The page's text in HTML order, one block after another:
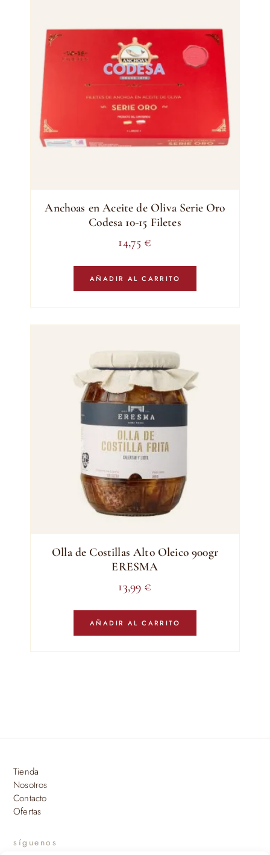
Anchoas en Aceite de Oliva Serie Oro
Codesa 10-15 Filetes
14,75 €
AÑADIR AL CARRITO
Olla de Costillas Alto Oleico 900gr
ERESMA
13,99 €
AÑADIR AL CARRITO
Tienda
Nosotros
Contacto
Ofertas
síguenos